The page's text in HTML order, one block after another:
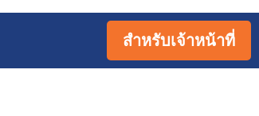
สำหรับเจ้าหน้าที่